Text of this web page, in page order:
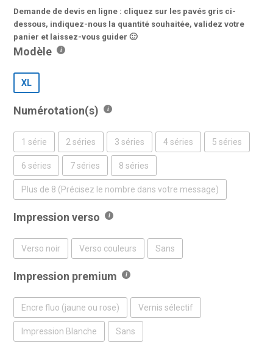
Demande de devis en ligne : cliquez sur les pavés gris ci-
dessous, indiquez-nous la quantité souhaitée, validez votre
panier et laissez-vous guider 🙂
Modèle
XL
Numérotation(s)
1 série 2 séries 3 séries 4 séries 5 séries
6 séries 7 séries 8 séries
Plus de 8 (Précisez le nombre dans votre message)
Impression verso
Verso noir Verso couleurs Sans
Impression premium
Encre fluo (jaune ou rose) Vernis sélectif
Impression Blanche Sans